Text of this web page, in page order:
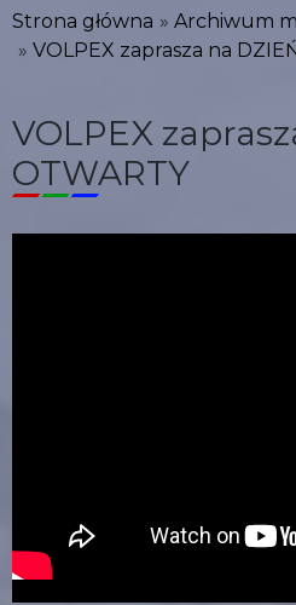
Strona główna
Archiwum
VOLPEX zaprasza na
VOLPEX
OTWARTY